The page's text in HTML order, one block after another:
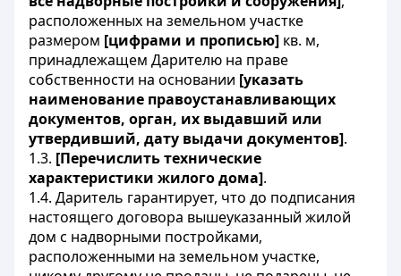
расположенных на земельном участке
размером [цифрами и прописью] кв. м,
принадлежащем Дарителю на праве
собственности на основании [указать
наименование правоустанавливающих
документов, орган, их выдавший или
утвердивший, дату выдачи документов].
1.3. [Перечислить технические
характеристики жилого дома].
1.4. Даритель гарантирует, что до подписания
настоящего договора вышеуказанный жилой
дом с надворными постройками,
расположенными на земельном участке,